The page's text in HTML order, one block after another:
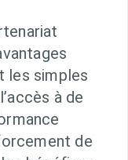
les simples
à de
de